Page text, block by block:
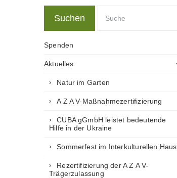
Suchen
Spenden
Aktuelles
Natur im Garten
A Z A V-Maßnahmezertifizierung
CUBA gGmbH leistet bedeutende
Hilfe in der Ukraine
Sommerfest im Interkulturellen Haus
Rezertifizierung der A Z A V-
Trägerzulassung